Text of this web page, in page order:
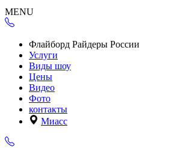
MENU
Флайборд Райдеры России
Услуги
Виды шоу
Цены
Видео
Фото
контакты
Миасс